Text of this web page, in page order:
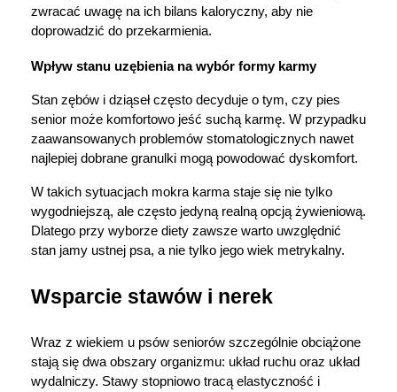
zwracać uwagę na ich bilans kaloryczny, aby nie
doprowadzić do przekarmienia.
Wpływ stanu uzębienia na wybór formy karmy
Stan zębów i dziąseł często decyduje o tym, czy pies
senior może komfortowo jeść suchą karmę. W przypadku
zaawansowanych problemów stomatologicznych nawet
najlepiej dobrane granulki mogą powodować dyskomfort.
W takich sytuacjach mokra karma staje się nie tylko
wygodniejszą, ale często jedyną realną opcją żywieniową.
Dlatego przy wyborze diety zawsze warto uwzględnić
stan jamy ustnej psa, a nie tylko jego wiek metrykalny.
Wsparcie stawów i nerek
Wraz z wiekiem u psów seniorów szczególnie obciążone
stają się dwa obszary organizmu: układ ruchu oraz układ
wydalniczy. Stawy stopniowo tracą elastyczność i